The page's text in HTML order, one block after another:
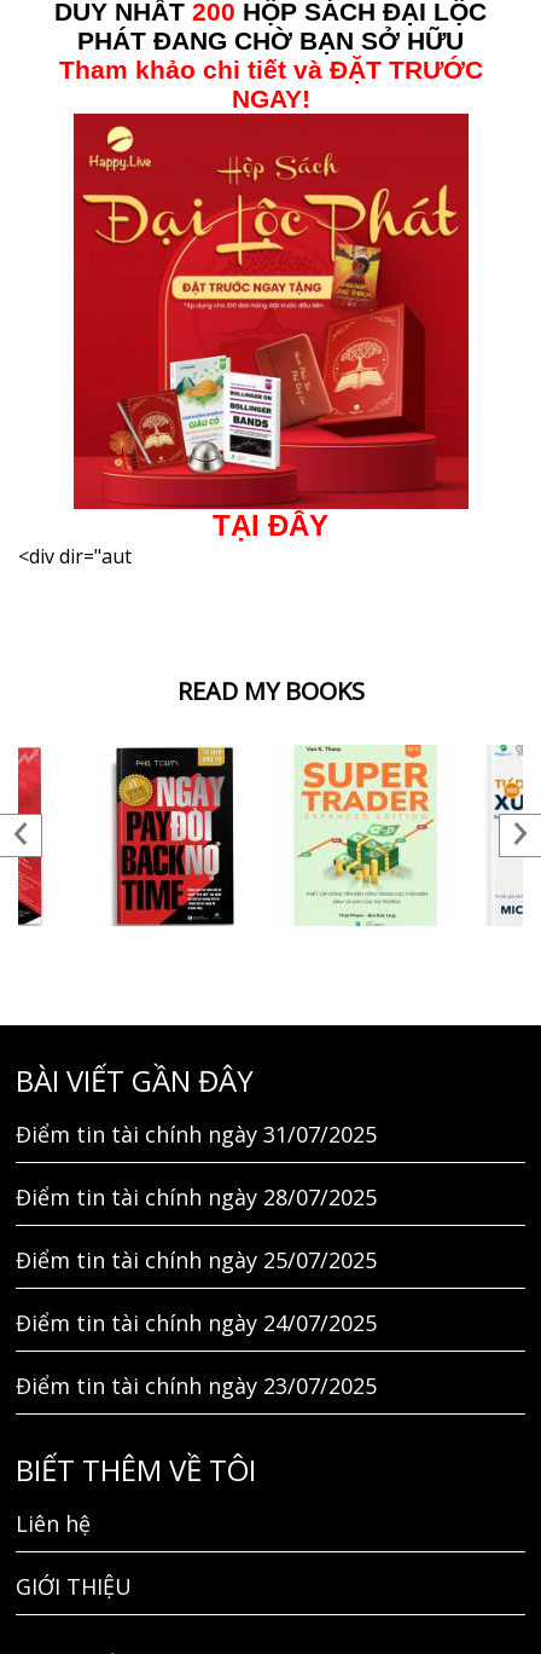
READ MY BOOKS
DUY NHẤT 200 HỘP SÁCH ĐẠI LỘC
PHÁT ĐANG CHỜ BẠN SỞ HỮU
Tham khảo chi tiết và ĐẶT TRƯỚC
NGAY!
TẠI ĐÂY
<div dir="aut
BÀI VIẾT GẦN ĐÂY
Điểm tin tài chính ngày 31/07/2025
Điểm tin tài chính ngày 28/07/2025
Điểm tin tài chính ngày 25/07/2025
Điểm tin tài chính ngày 24/07/2025
Điểm tin tài chính ngày 23/07/2025
BIẾT THÊM VỀ TÔI
Liên hệ
GIỚI THIỆU